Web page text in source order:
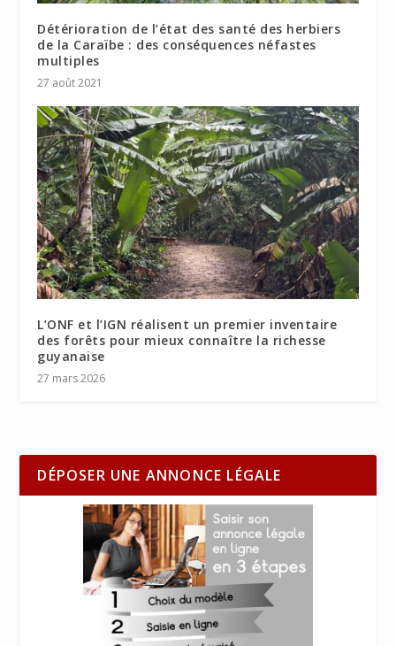
Détérioration de l’état des santé des herbiers
de la Caraïbe : des conséquences néfastes
multiples
27 août 2021
L’ONF et l’IGN réalisent un premier inventaire
des forêts pour mieux connaître la richesse
guyanaise
27 mars 2026
DÉPOSER UNE ANNONCE LÉGALE